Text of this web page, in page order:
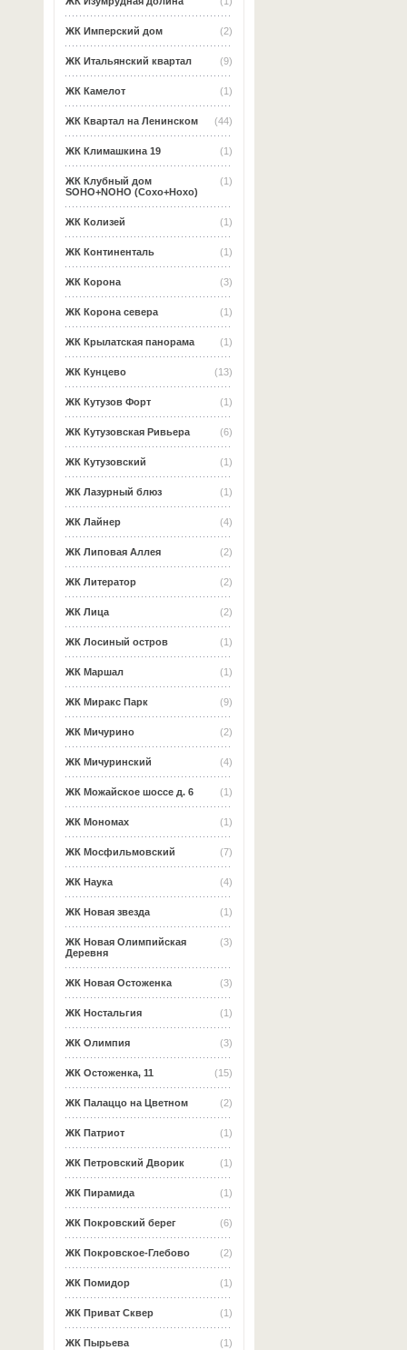
(2)
ЖК Имперский дом
(9)
ЖК Итальянский квартал
(1)
ЖК Камелот
(44)
ЖК Квартал на Ленинском
(1)
ЖК Климашкина 19
(1)
ЖК Клубный дом
SOHO+NOHO (Сохо+Нохо)
(1)
ЖК Колизей
(1)
ЖК Континенталь
(3)
ЖК Корона
(1)
ЖК Корона севера
(1)
ЖК Крылатская панорама
(13)
ЖК Кунцево
(1)
ЖК Кутузов Форт
(6)
ЖК Кутузовская Ривьера
(1)
ЖК Кутузовский
(1)
ЖК Лазурный блюз
(4)
ЖК Лайнер
(2)
ЖК Липовая Аллея
(2)
ЖК Литератор
(2)
ЖК Лица
(1)
ЖК Лосиный остров
(1)
ЖК Маршал
(9)
ЖК Миракс Парк
(2)
ЖК Мичурино
(4)
ЖК Мичуринский
(1)
ЖК Можайское шоссе д. 6
(1)
ЖК Мономах
(7)
ЖК Мосфильмовский
(4)
ЖК Наука
(1)
ЖК Новая звезда
(3)
ЖК Новая Олимпийская
Деревня
(3)
ЖК Новая Остоженка
(1)
ЖК Ностальгия
(3)
ЖК Олимпия
(15)
ЖК Остоженка, 11
(2)
ЖК Палаццо на Цветном
(1)
ЖК Патриот
(1)
ЖК Петровский Дворик
(1)
ЖК Пирамида
(6)
ЖК Покровский берег
(2)
ЖК Покровское-Глебово
(1)
ЖК Помидор
(1)
ЖК Приват Сквер
(1)
ЖК Пырьева